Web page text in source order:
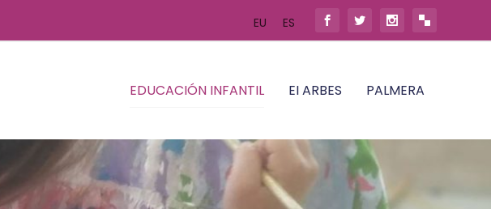
EU ES
EDUCACIÓN INFANTIL EI ARBES PALMERA